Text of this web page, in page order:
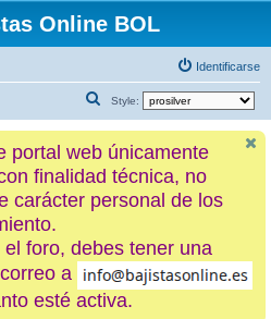
Online BOL
Identificarse
Style:
u
c
a
portal web únicamente
finalidad técnica, no
carácter personal de los
foro, debes tener una
a
esté activa.